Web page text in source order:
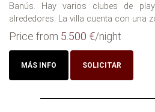
Banús. Hay varios clubes de
alrededores. La villa cuenta con una
Price from 5.500 €/night
MÁS INFO SOLICITAR